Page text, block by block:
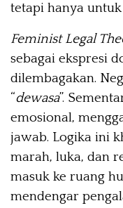
tetapi hanya
Feminist Legal
sebagai ekspresi
dilembagakan.
“dewasa”.
emosional,
jawab. Logika ini
marah, luka, dan
masuk ke ruang
mendengar